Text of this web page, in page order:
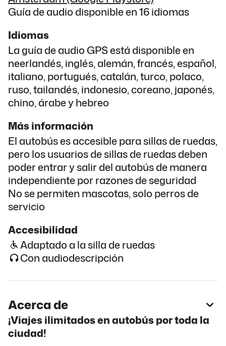
Guía de audio disponible en 16 idiomas
Idiomas
La guía de audio GPS está disponible en
neerlandés, inglés, alemán, francés, español,
italiano, portugués, catalán, turco, polaco,
ruso, tailandés, indonesio, coreano, japonés,
chino, árabe y hebreo
Más información
El autobús es accesible para sillas de ruedas,
pero los usuarios de sillas de ruedas deben
poder entrar y salir del autobús de manera
independiente por razones de seguridad
No se permiten mascotas, solo perros de
servicio
Accesibilidad
Adaptado a la silla de ruedas
Con audiodescripción
Acerca de
¡Viajes ilimitados en autobús por toda la
ciudad!